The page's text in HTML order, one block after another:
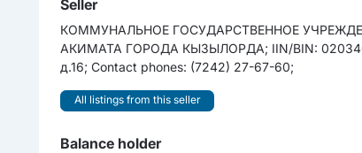
Seller
КОММУНАЛЬНОЕ ГОСУДАРСТВЕННОЕ
АКИМАТА ГОРОДА КЫЗЫЛОРДА; IIN/BIN:
д.16; Contact phones: (7242) 27-67-60;
All listings from this seller
Balance holder